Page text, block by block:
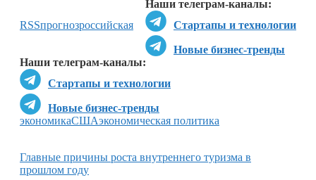
Наши телеграм-каналы:
Стартапы и технологии
Новые бизнес-тренды
Наши телеграм-каналы:
Стартапы и технологии
Новые бизнес-тренды
RSSпрогнозроссийская
экономикаСШАэкономическая политика
Главные причины роста внутреннего туризма в
прошлом году